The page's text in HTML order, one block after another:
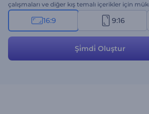
çalışmaları ve diğer kış temalı içerikler için
mesajınız ve arka plan müziğinizle kolayca
deneyin ve logonuzu yılbaşı cazibesiyle
16:9 9:16
Şi̇mdi̇ Oluştur